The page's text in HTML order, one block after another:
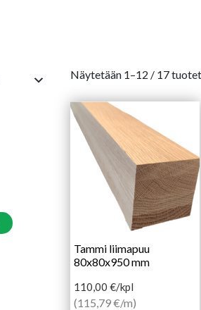
Näytetään 1–12 / 17
Tammi liimapuu
80x80x950 mm
110,00 €/kpl
(115,79 €/m)